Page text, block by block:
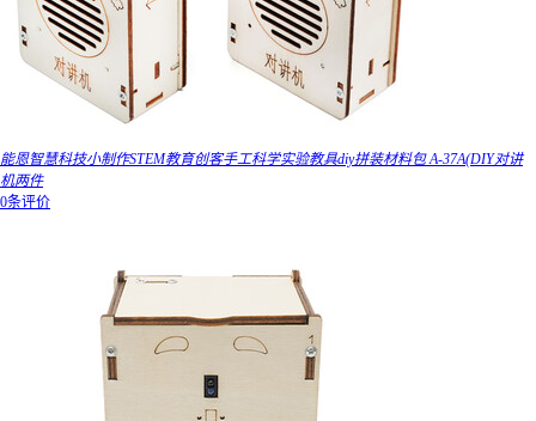
能恩智慧科技小制作STEM教育创客手工科学实验教具diy拼装材料包 A-37A(DIY对讲
机两件
0条评价